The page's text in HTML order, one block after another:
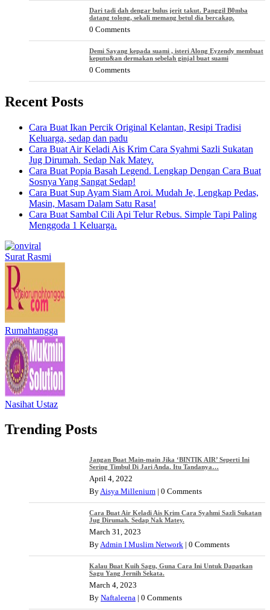
Dari tadi dah dengar bulus jerit takut. Panggil B0mba
datang tolong, sekali memang betul dia bercakap.
0 Comments
Demi Sayang kepada suami , isteri Along Eyzendy membuat
keputu&an dermakan sebelah ginjal buat suami
0 Comments
Recent Posts
Cara Buat Ikan Percik Original Kelantan, Resipi Tradisi
Keluarga, sedap dan padu
Cara Buat Air Keladi Ais Krim Cara Syahmi Sazli Sukatan
Jug Dirumah. Sedap Nak Matey.
Cara Buat Popia Basah Legend. Lengkap Dengan Cara Buat
Sosnya Yang Sangat Sedap!
Cara Buat Sup Ayam Siam Aroi. Mudah Je, Lengkap Pedas,
Masin, Masam Dalam Satu Rasa!
Cara Buat Sambal Cili Api Telur Rebus. Simple Tapi Paling
Menggoda 1 Keluarga.
Surat Rasmi
Rumahtangga
Nasihat Ustaz
Trending Posts
Jangan Buat Main-main Jika ‘BINTIK AIR’ Seperti Ini
Sering Timbul Di Jari Anda. Itu Tandanya…
April 4, 2022
ByAisya Millenium | 0 Comments
Cara Buat Air Keladi Ais Krim Cara Syahmi Sazli Sukatan
Jug Dirumah. Sedap Nak Matey.
March 31, 2023
ByAdmin I Muslim Network | 0 Comments
Kalau Buat Kuih Sagu, Guna Cara Ini Untuk Dapatkan
Sagu Yang Jernih Sekata.
March 4, 2023
By Naftaleena | 0 Comments